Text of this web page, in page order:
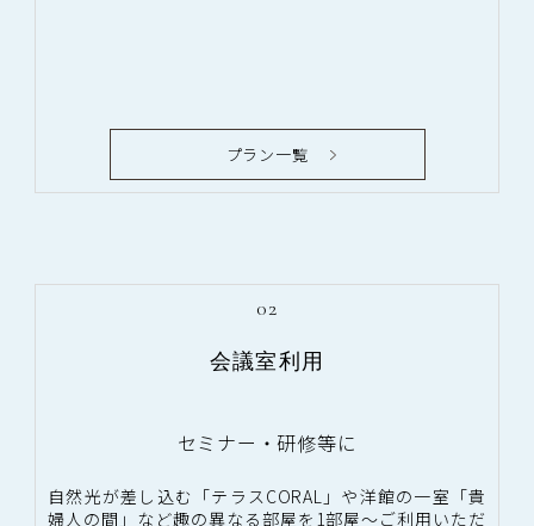
プラン一覧
02
会議室利用
セミナー・研修等に
自然光が差し込む「テラスCORAL」や洋館の一室「貴
婦人の間」など趣の異なる部屋を1部屋～ご利用いただ